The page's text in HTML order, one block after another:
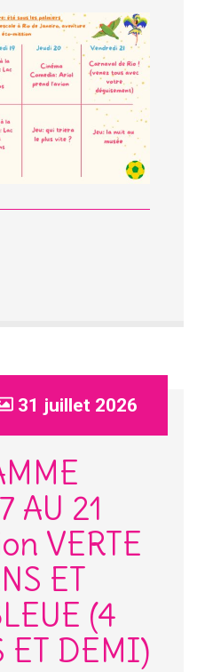
31 juillet 2026
AU 21
VERTE
ET
(4
ET DEMI)